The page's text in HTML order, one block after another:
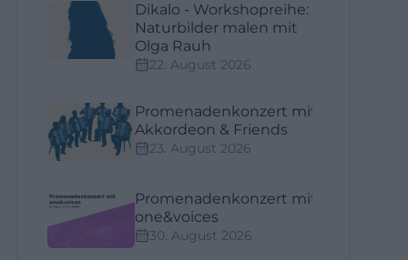
Dikalo - Workshopreihe:
Naturbilder malen mit
Olga Rauh
22. August 2026
Promenadenkonzert mit
Akkordeon & Friends
23. August 2026
Promenadenkonzert mit
one&voices
30. August 2026